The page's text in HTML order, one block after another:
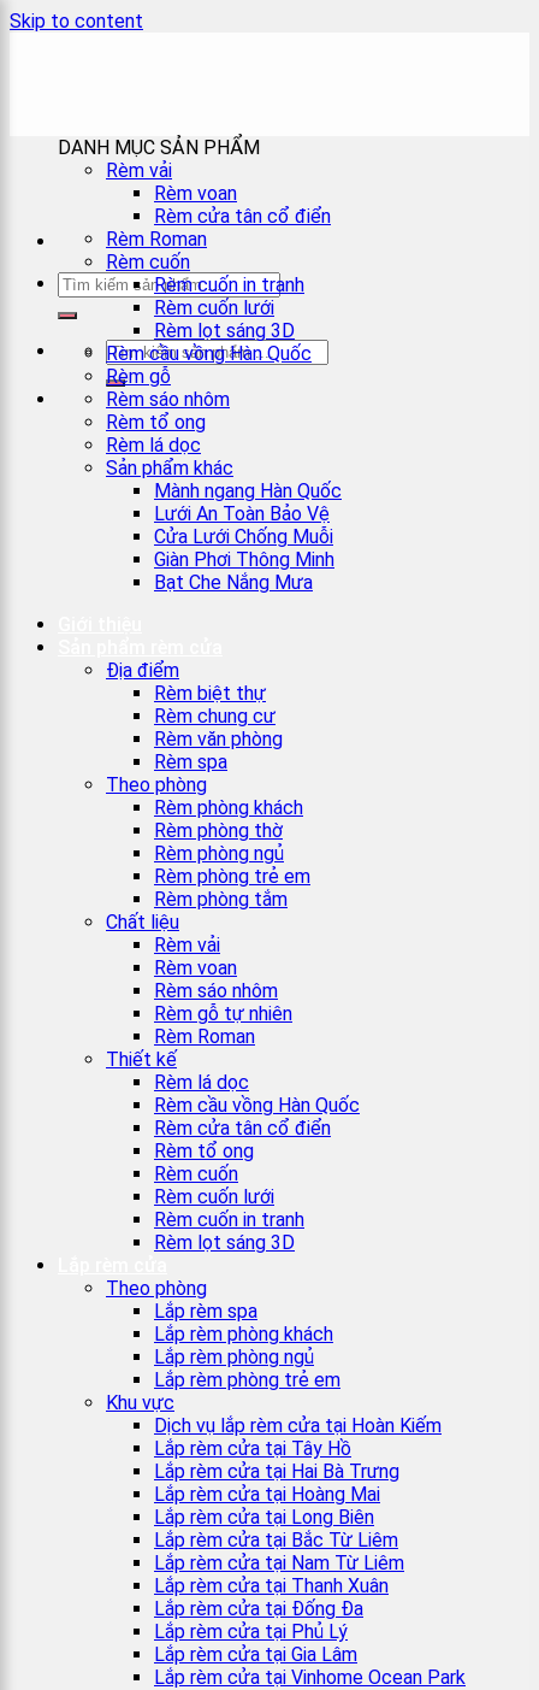
Skip to content
DANH MỤC SẢN PHẨM
Rèm vải
Rèm voan
Rèm cửa tân cổ điển
Rèm Roman
Rèm cuốn
Rèm cuốn in tranh
Rèm cuốn lưới
Rèm lọt sáng 3D
Rèm cầu vồng Hàn Quốc
Rèm gỗ
Rèm sáo nhôm
Rèm tổ ong
Rèm lá dọc
Sản phẩm khác
Mành ngang Hàn Quốc
Lưới An Toàn Bảo Vệ
Cửa Lưới Chống Muỗi
Giàn Phơi Thông Minh
Bạt Che Nắng Mưa
Địa điểm
Rèm biệt thự
Rèm chung cư
Rèm văn phòng
Rèm spa
Theo phòng
Rèm phòng khách
Rèm phòng thờ
Rèm phòng ngủ
Rèm phòng trẻ em
Rèm phòng tắm
Chất liệu
Rèm vải
Rèm voan
Rèm sáo nhôm
Rèm gỗ tự nhiên
Rèm Roman
Thiết kế
Rèm lá dọc
Rèm cầu vồng Hàn Quốc
Rèm cửa tân cổ điển
Rèm tổ ong
Rèm cuốn
Rèm cuốn lưới
Rèm cuốn in tranh
Rèm lọt sáng 3D
Theo phòng
Lắp rèm spa
Lắp rèm phòng khách
Lắp rèm phòng ngủ
Lắp rèm phòng trẻ em
Khu vực
Dịch vụ lắp rèm cửa tại Hoàn Kiếm
Lắp rèm cửa tại Tây Hồ
Lắp rèm cửa tại Hai Bà Trưng
Lắp rèm cửa tại Hoàng Mai
Lắp rèm cửa tại Long Biên
Lắp rèm cửa tại Bắc Từ Liêm
Lắp rèm cửa tại Nam Từ Liêm
Lắp rèm cửa tại Thanh Xuân
Lắp rèm cửa tại Đống Đa
Lắp rèm cửa tại Phủ Lý
Lắp rèm cửa tại Gia Lâm
Lắp rèm cửa tại Vinhome Ocean Park